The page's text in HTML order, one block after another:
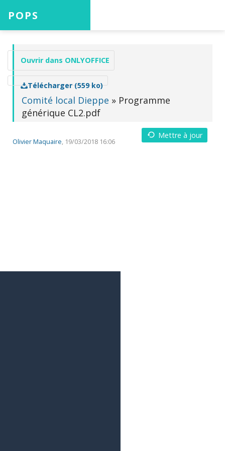
POPS
Accueil
Ouvrir dans ONLYOFFICE
Télécharger (559 ko)
Comité local Dieppe » Programme
générique CL2.pdf
Olivier Maquaire, 19/03/2018 16:06
Mettre à jour